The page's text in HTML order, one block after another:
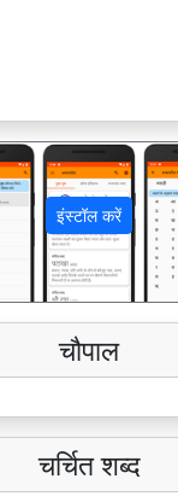
इंस्टॉल करें
चौपाल
चर्चित शब्द